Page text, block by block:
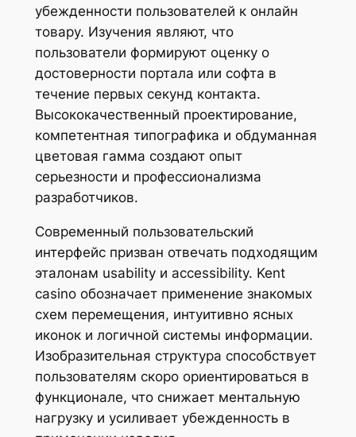
убежденности пользователей к онлайн
товару. Изучения являют, что
пользователи формируют оценку о
достоверности портала или софта в
течение первых секунд контакта.
Высококачественный проектирование,
компетентная типографика и обдуманная
цветовая гамма создают опыт
серьезности и профессионализма
разработчиков.
Современный пользовательский
интерфейс призван отвечать подходящим
эталонам usability и accessibility. Kent
casino обозначает применение знакомых
схем перемещения, интуитивно ясных
иконок и логичной системы информации.
Изобразительная структура способствует
пользователям скоро ориентироваться в
функционале, что снижает ментальную
нагрузку и усиливает убежденность в